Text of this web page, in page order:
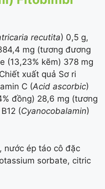
recutita) 0,5 g,
mg (tương đương
(13,23% kẽm) 378 mg
xuất quả Sơ ri
C (Acid ascorbic)
đồng) 28,6 mg (tương
(Cyanocobalamin)
nước ép táo cô đặc
sorbate, citric